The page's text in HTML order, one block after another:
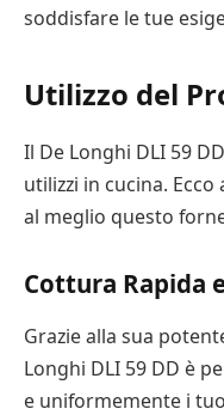
soddisfare le tue
Utilizzo del
Il De Longhi DLI 59
utilizzi in cucina.
al meglio questo
Cottura Rapida
Grazie alla sua
Longhi DLI 59 DD è
e uniformemente i